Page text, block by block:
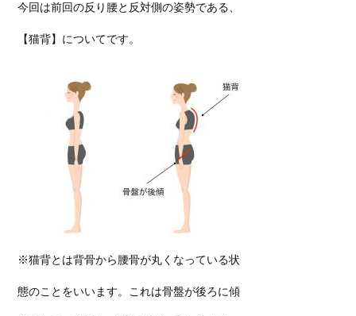
今回は前回の反り腰と反対側の姿勢である、
【猫背】についてです。
※猫背とは背骨から腰骨が丸くなっている状
態のことをいいます。これは骨盤が後ろに傾